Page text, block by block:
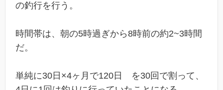
の釣行を行う。
時間帯は、朝の5時過ぎから8時前の約2~3時間
だ。
単純に30日×4ヶ月で120日 を30回で割って、